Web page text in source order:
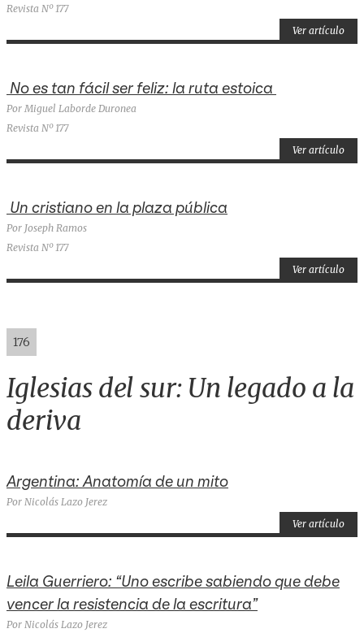
Revista Nº 177
Ver artículo
No es tan fácil ser feliz: la ruta estoica
Por Miguel Laborde Duronea
Revista Nº 177
Ver artículo
Un cristiano en la plaza pública
Por Joseph Ramos
Revista Nº 177
Ver artículo
176
Iglesias del sur: Un legado a la
deriva
Argentina: Anatomía de un mito
Por Nicolás Lazo Jerez
Ver artículo
Leila Guerriero: “Uno escribe sabiendo que debe
vencer la resistencia de la escritura”
Por Nicolás Lazo Jerez